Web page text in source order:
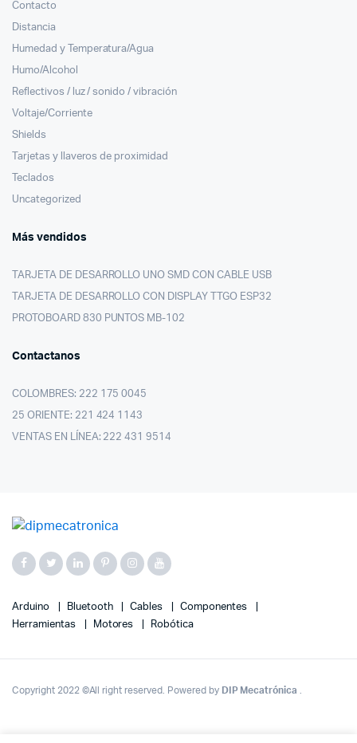
Contacto
Distancia
Humedad y Temperatura/Agua
Humo/Alcohol
Reflectivos / luz / sonido / vibración
Voltaje/Corriente
Shields
Tarjetas y llaveros de proximidad
Teclados
Uncategorized
Más vendidos
TARJETA DE DESARROLLO UNO SMD CON CABLE USB
TARJETA DE DESARROLLO CON DISPLAY TTGO ESP32
PROTOBOARD 830 PUNTOS MB-102
Contactanos
COLOMBRES: 222 175 0045
25 ORIENTE: 221 424 1143
VENTAS EN LÍNEA: 222 431 9514
Arduino Bluetooth Cables
Componentes
Herramientas
Motores Robótica
Copyright 2022 ©All right reserved. Powered by DIP Mecatrónica